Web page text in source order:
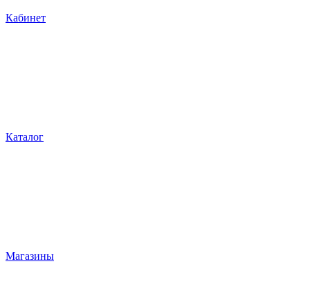
Кабинет
Каталог
Магазины